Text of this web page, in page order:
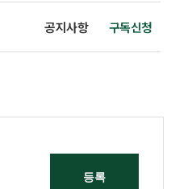
공지사항 구독신청